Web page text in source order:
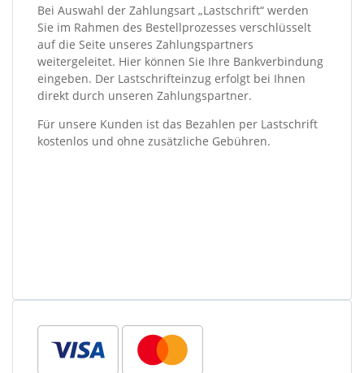
Bei Auswahl der Zahlungsart „Lastschrift“ werden
Sie im Rahmen des Bestellprozesses verschlüsselt
auf die Seite unseres Zahlungspartners
weitergeleitet. Hier können Sie Ihre Bankverbindung
eingeben. Der Lastschrifteinzug erfolgt bei Ihnen
direkt durch unseren Zahlungspartner.
Für unsere Kunden ist das Bezahlen per Lastschrift
kostenlos und ohne zusätzliche Gebühren.